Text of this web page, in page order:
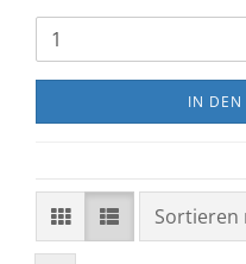
IN DEN
Sortieren